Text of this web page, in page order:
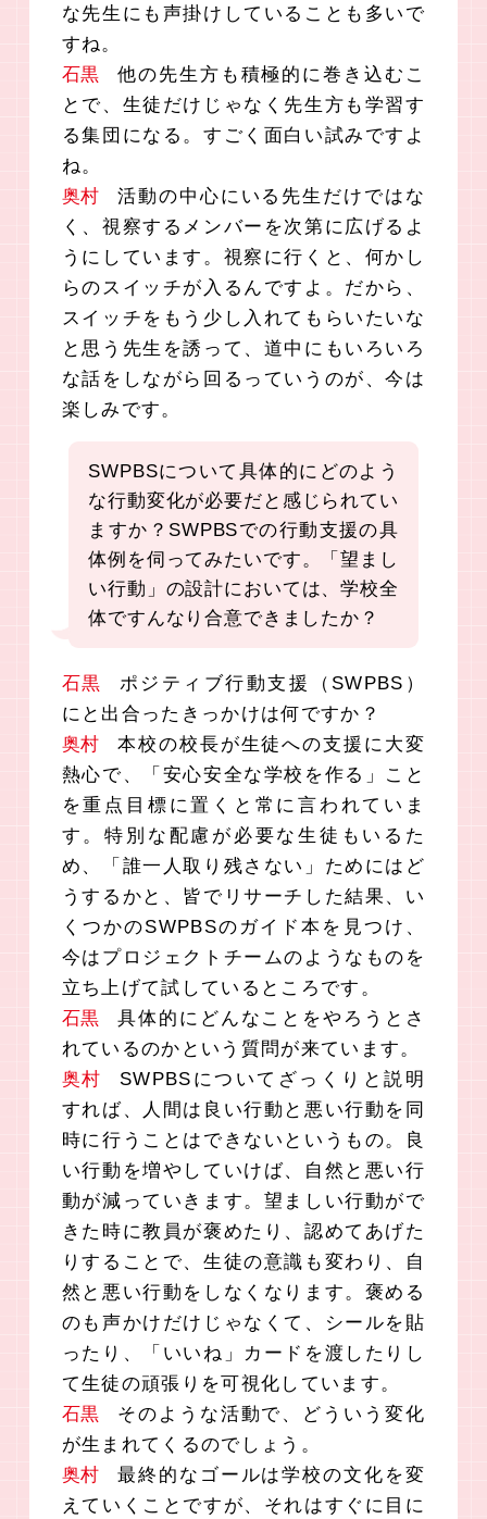
な先生にも声掛けしていることも多いで
すね。
石黒
他の先生方も積極的に巻き込むこ
とで、生徒だけじゃなく先生方も学習す
る集団になる。すごく面白い試みですよ
ね。
奥村
活動の中心にいる先生だけではな
く、視察するメンバーを次第に広げるよ
うにしています。視察に行くと、何かし
らのスイッチが入るんですよ。だから、
スイッチをもう少し入れてもらいたいな
と思う先生を誘って、道中にもいろいろ
な話をしながら回るっていうのが、今は
楽しみです。
SWPBSについて具体的にどのよう
な行動変化が必要だと感じられてい
ますか？ SWPBSでの行動支援の具
体例を伺ってみたいです。
「望まし
い行動」の設計においては、学校全
体ですんなり合意できましたか？
石黒
ポジティブ行動支援（SWPBS）
にと出合ったきっかけは何ですか？
奥村
本校の校長が生徒への支援に大変
熱心で、「安心安全な学校を作る」こと
を重点目標に置くと常に言われていま
す。特別な配慮が必要な生徒もいるた
め、「誰一人取り残さない」ためにはど
うするかと、皆でリサーチした結果、い
くつかのSWPBSのガイド本を見つけ、
今はプロジェクトチームのようなものを
立ち上げて試しているところです。
石黒
具体的にどんなことをやろうとさ
れているのかという質問が来ています。
奥村
SWPBSについてざっくりと説明
すれば、人間は良い行動と悪い行動を同
時に行うことはできないというもの。良
い行動を増やしていけば、自然と悪い行
動が減っていきます。望ましい行動がで
きた時に教員が褒めたり、認めてあげた
りすることで、生徒の意識も変わり、自
然と悪い行動をしなくなります。褒める
のも声かけだけじゃなくて、シールを貼
ったり、「いいね」カードを渡したりし
て生徒の頑張りを可視化しています。
石黒
そのような活動で、どういう変化
が生まれてくるのでしょう。
奥村
最終的なゴールは学校の文化を変
えていくことですが、それはすぐに目に